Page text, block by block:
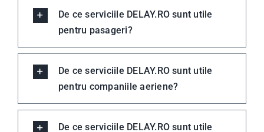
De ce serviciile DELAY.RO sunt utile
pentru pasageri?
De ce serviciile DELAY.RO sunt utile
pentru companiile aeriene?
De ce serviciile DELAY.RO sunt utile